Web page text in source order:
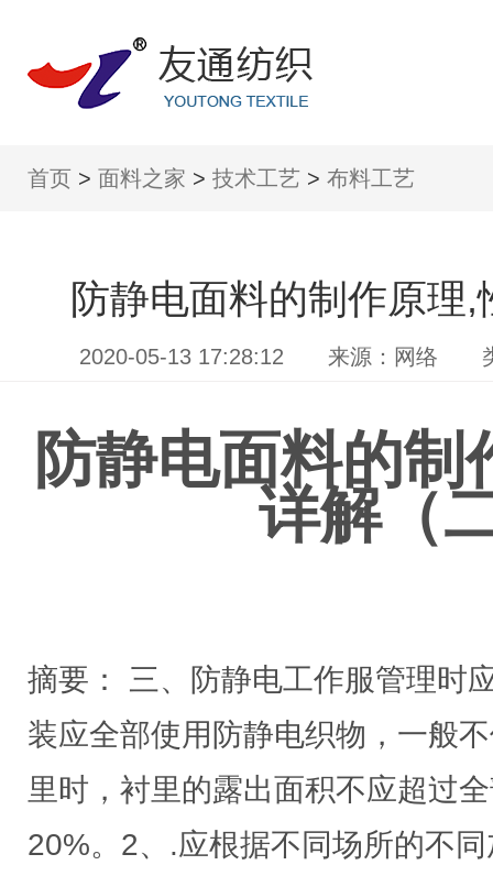
首页 > 面料之家 > 技术工艺 > 布料工艺
防静电面料的制作原理
2020-05-13 17:28:12 来源：网络
防静电面料的制
详解（
摘要： 三、防静电工作服管理时
装应全部使用防静电织物，一般
里时，衬里的露出面积不应超过
20%。2、.应根据不同场所的不